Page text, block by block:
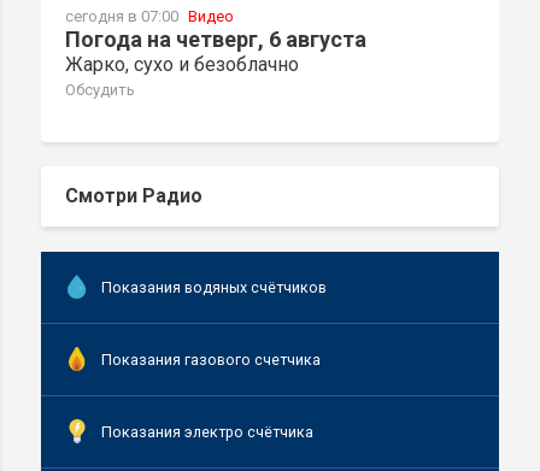
сегодня в 07:00 Видео
Погода на четверг, 6 августа
Жарко, сухо и безоблачно
Обсудить
Смотри Радио
Показания водяных счётчиков
Показания газового счетчика
Показания электро счётчика